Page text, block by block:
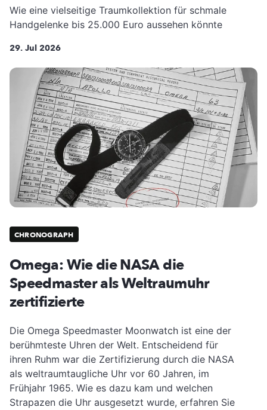
Wie eine vielseitige Traumkollektion für schmale
Handgelenke bis 25.000 Euro aussehen könnte
29. Jul 2026
CHRONOGRAPH
Omega: Wie die NASA die
Speedmaster als Weltraumuhr
zertifizierte
Die Omega Speedmaster Moonwatch ist eine der
berühmteste Uhren der Welt. Entscheidend für
ihren Ruhm war die Zertifizierung durch die NASA
als weltraumtaugliche Uhr vor 60 Jahren, im
Frühjahr 1965. Wie es dazu kam und welchen
Strapazen die Uhr ausgesetzt wurde, erfahren Sie